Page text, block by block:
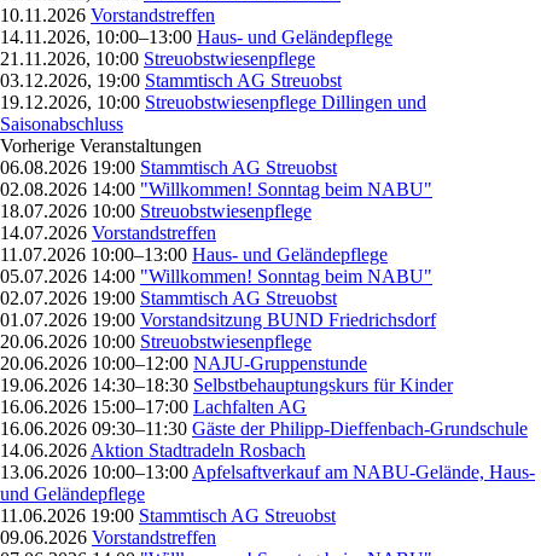
10.11.2026 Vorstandstreffen
14.11.2026, 10:00–13:00 Haus- und Geländepflege
21.11.2026, 10:00 Streuobstwiesenpflege
03.12.2026, 19:00 Stammtisch AG Streuobst
19.12.2026, 10:00 Streuobstwiesenpflege Dillingen und
Saisonabschluss
Vorherige Veranstaltungen
06.08.2026 19:00 Stammtisch AG Streuobst
02.08.2026 14:00 "Willkommen! Sonntag beim NABU"
18.07.2026 10:00 Streuobstwiesenpflege
14.07.2026 Vorstandstreffen
11.07.2026 10:00–13:00 Haus- und Geländepflege
05.07.2026 14:00 "Willkommen! Sonntag beim NABU"
02.07.2026 19:00 Stammtisch AG Streuobst
01.07.2026 19:00 Vorstandsitzung BUND Friedrichsdorf
20.06.2026 10:00 Streuobstwiesenpflege
20.06.2026 10:00–12:00 NAJU-Gruppenstunde
19.06.2026 14:30–18:30 Selbstbehauptungskurs für Kinder
16.06.2026 15:00–17:00 Lachfalten AG
16.06.2026 09:30–11:30 Gäste der Philipp-Dieffenbach-Grundschule
14.06.2026 Aktion Stadtradeln Rosbach
13.06.2026 10:00–13:00 Apfelsaftverkauf am NABU-Gelände, Haus-
und Geländepflege
11.06.2026 19:00 Stammtisch AG Streuobst
09.06.2026 Vorstandstreffen